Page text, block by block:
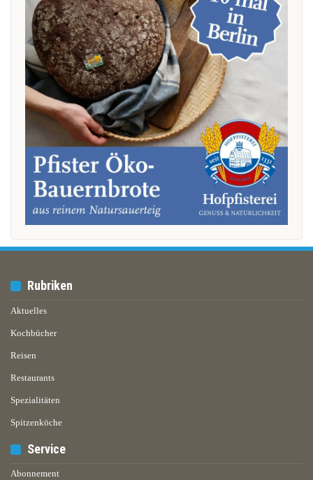
Rubriken
Aktuelles
Kochbücher
Reisen
Restaurants
Spezialitäten
Spitzenköche
Service
Abonnement